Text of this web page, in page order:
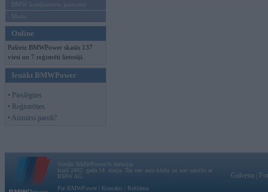
BMW konkurentu jaunumi
Moto
Online
Pašreiz BMWPower skatās 137
viesi un 7 reģistrēti lietotāji.
Ienākt BMWPower
• Pieslēgties
• Reģistrēties
• Aizmirsi paroli?
Vortāls BMWPower.lv darbojas
kopš 2002. gada 14. maija. Tas nav auto klubs un nav saistīts ar
BMW AG.
Par BMWPower
Kontakti Reklāma
Galvena